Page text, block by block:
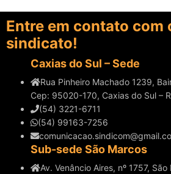
Entre em contato com
sindicato!
Caxias do Sul – Sede
Rua Pinheiro Machado 1239,
Cep: 95020-170, Caxias do Sul –
(54) 3221-6711
(54) 99163-7256
Sub-sede São Marcos
Av. Venâncio Aires, nº 1757, São